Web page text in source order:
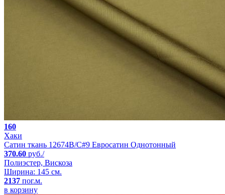
160
Хаки
Сатин ткань 12674B/C#9 Евросатин Однотонный
370.60 руб./
Полиэстер, Вискоза
Ширина: 145 см.
2137 пог.м.
в корзину